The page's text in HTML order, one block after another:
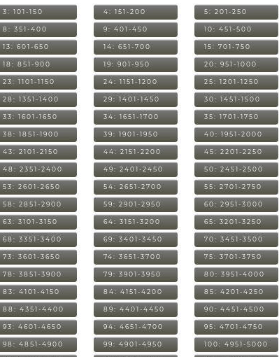
3: 101-150 4: 151-200 5: 201-250
8: 351-400 9: 401-450 10: 451-500
13: 601-650 14: 651-700 15: 701-750
18: 851-900 19: 901-950 20: 951-1000
23: 1101-1150 24: 1151-1200 25: 1201-1250
28: 1351-1400 29: 1401-1450 30: 1451-1500
33: 1601-1650 34: 1651-1700 35: 1701-1750
38: 1851-1900 39: 1901-1950 40: 1951-2000
43: 2101-2150 44: 2151-2200 45: 2201-2250
48: 2351-2400 49: 2401-2450 50: 2451-2500
53: 2601-2650 54: 2651-2700 55: 2701-2750
58: 2851-2900 59: 2901-2950 60: 2951-3000
63: 3101-3150 64: 3151-3200 65: 3201-3250
68: 3351-3400 69: 3401-3450 70: 3451-3500
73: 3601-3650 74: 3651-3700 75: 3701-3750
78: 3851-3900 79: 3901-3950 80: 3951-4000
83: 4101-4150 84: 4151-4200 85: 4201-4250
88: 4351-4400 89: 4401-4450 90: 4451-4500
93: 4601-4650 94: 4651-4700 95: 4701-4750
98: 4851-4900 99: 4901-4950 100: 4951-5000